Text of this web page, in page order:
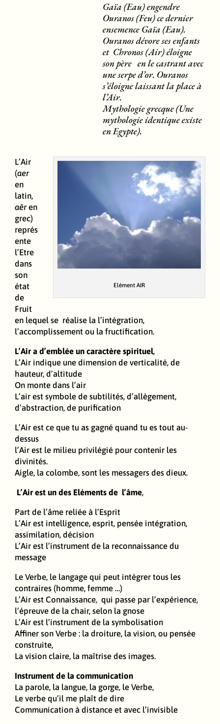
Gaïa (Eau) engendre
Ouranos (Feu) ce dernier
ensemence Gaïa (Eau).
Ouranos dévore ses enfants
et Chronos (Air) éloigne
son père en le castrant avec
une serpe d’or. Ouranos
s’éloigne laissant la place à
l’Air.
Mythologie grecque (Une
mythologie identique existe
en Egypte).
Elément AIR
L’Air
(aer
en
latin,
aêren
grec)
représ
ente
l’Etre
dans
son
état
de
Fruit
en lequel se réalise la l’intégration,
l’accomplissement ou la fructification.
L’Air a d’emblée un caractère spirituel,
L’Air indique une dimension de verticalité, de
hauteur, d’altitude
On monte dans l’air
L’air est symbole de subtilités, d’allègement,
d’abstraction, de purification
L’Air est ce que tu as gagné quand tu es tout au-
dessus
l’Air est le milieu privilégié pour contenir les
divinités.
Aigle, la colombe, sont les messagers des dieux.
L’Air est un des Eléments de l’âme,
Part de l’âme reliée à l’Esprit
L’Air est intelligence, esprit, pensée intégration,
assimilation, décision
L’Air est l’instrument de la reconnaissance du
message
Le Verbe, le langage qui peut intégrer tous les
contraires (homme, femme …)
L’Air est Connaissance, qui passe par l’expérience,
l’épreuve de la chair, selon la gnose
L’Air est l’instrument de la symbolisation
Affiner son Verbe : la droiture, la vision, ou pensée
construite,
La vision claire, la maîtrise des images.
Instrument de la communication
La parole, la langue, la gorge, le Verbe,
Le verbe qu’il me plaît de dire
Communication à distance et avec l’invisible